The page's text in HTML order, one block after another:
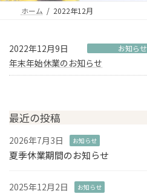
ホーム 2022年12月
2022年12月9日 お知らせ
年末年始休業のお知らせ
最近の投稿
2026年7月3日 お知らせ
夏季休業期間のお知らせ
2025年12月2日 お知らせ